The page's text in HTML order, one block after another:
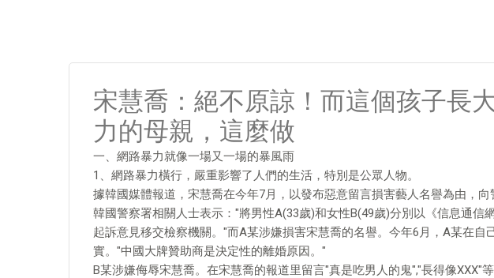
宋慧喬：絕不原諒！而這個孩子長
力的母親，這麼做
一、網路暴力就像一場又一場的暴風雨
1、網路暴力橫行，嚴重影響了人們的生活，特別是公眾人物。
據韓國媒體報道，宋慧喬在今年7月，以發布惡意留言損害藝人名譽為由，向
韓國警察署相關人士表示："將男性A(33歲)和女性B(49歲)分別以《信息通信
起訴意見移交檢察機關。"而A某涉嫌損害宋慧喬的名譽。今年6月，A某在自
實。"中國大牌贊助商是決定性的離婚原因。"
B某涉嫌侮辱宋慧喬。在宋慧喬的報道里留言"真是吃男人的鬼","長得像XXX"